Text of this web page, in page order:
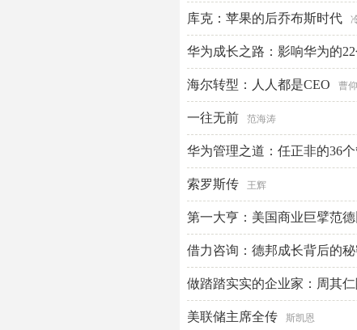
库克：苹果的后乔布斯时代
华为成长之路：影响华为的
海尔转型：人人都是CEO 曹
一往无前 范海涛
华为管理之道：任正非的36
索罗斯传 王辉
第一大亨：美国商业巨擘范
斯泰尔斯
借力咨询：德邦成长背后的
做踏踏实实的企业家：周其
美联储主席全传 斯凯恩